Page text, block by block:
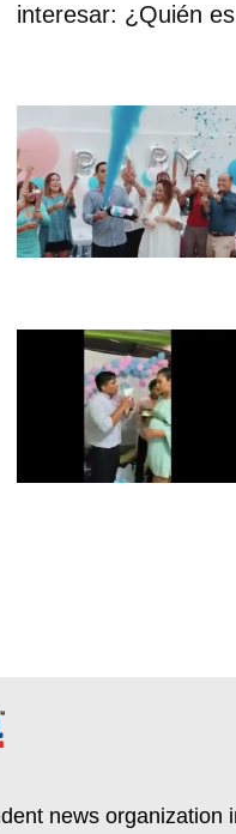
interesar: ¿Quién
news